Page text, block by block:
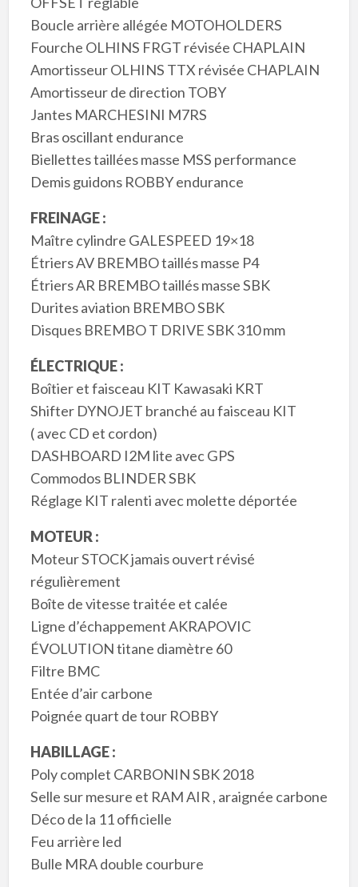
Boucle arrière allégée MOTOHOLDERS
Fourche OLHINS FRGT révisée CHAPLAIN
Amortisseur OLHINS TTX révisée CHAPLAIN
Amortisseur de direction TOBY
Jantes MARCHESINI M7RS
Bras oscillant endurance
Biellettes taillées masse MSS performance
Demis guidons ROBBY endurance
FREINAGE :
Maître cylindre GALESPEED 19×18
Étriers AV BREMBO taillés masse P4
Étriers AR BREMBO taillés masse SBK
Durites aviation BREMBO SBK
Disques BREMBO T DRIVE SBK 310 mm
ÉLECTRIQUE :
Boîtier et faisceau KIT Kawasaki KRT
Shifter DYNOJET branché au faisceau KIT
( avec CD et cordon)
DASHBOARD I2M lite avec GPS
Commodos BLINDER SBK
Réglage KIT ralenti avec molette déportée
MOTEUR :
Moteur STOCK jamais ouvert révisé
régulièrement
Boîte de vitesse traitée et calée
Ligne d’échappement AKRAPOVIC
ÉVOLUTION titane diamètre 60
Filtre BMC
Entée d’air carbone
Poignée quart de tour ROBBY
HABILLAGE :
Poly complet CARBONIN SBK 2018
Selle sur mesure et RAM AIR , araignée carbone
Déco de la 11 officielle
Feu arrière led
Bulle MRA double courbure